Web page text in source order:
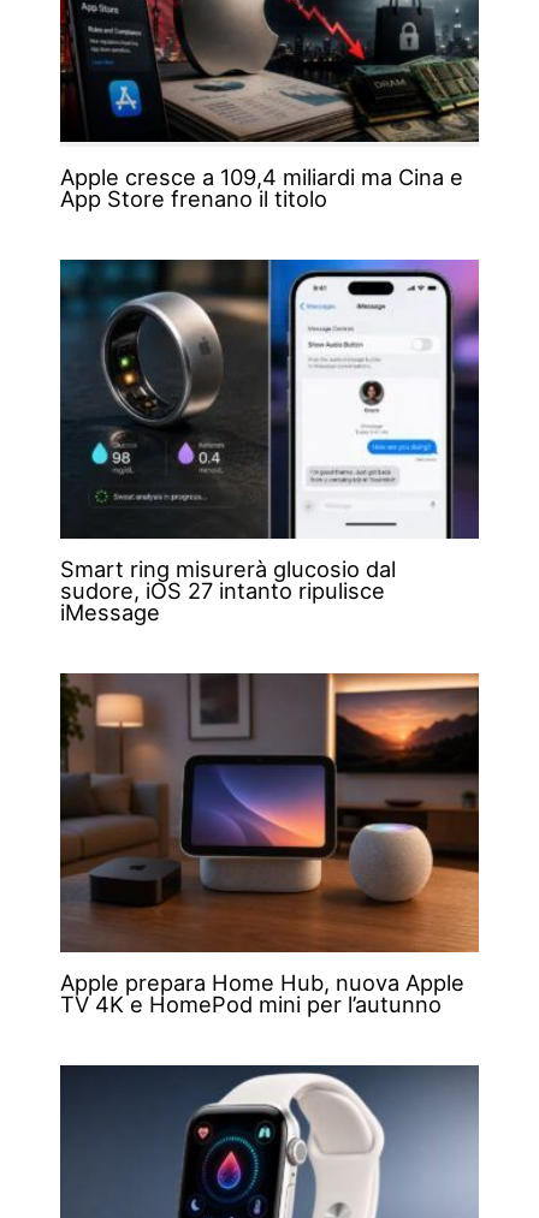
Apple cresce a 109,4 miliardi ma Cina e
App Store frenano il titolo
Smart ring misurerà glucosio dal
sudore, iOS 27 intanto ripulisce
iMessage
Apple prepara Home Hub, nuova Apple
TV 4K e HomePod mini per l’autunno